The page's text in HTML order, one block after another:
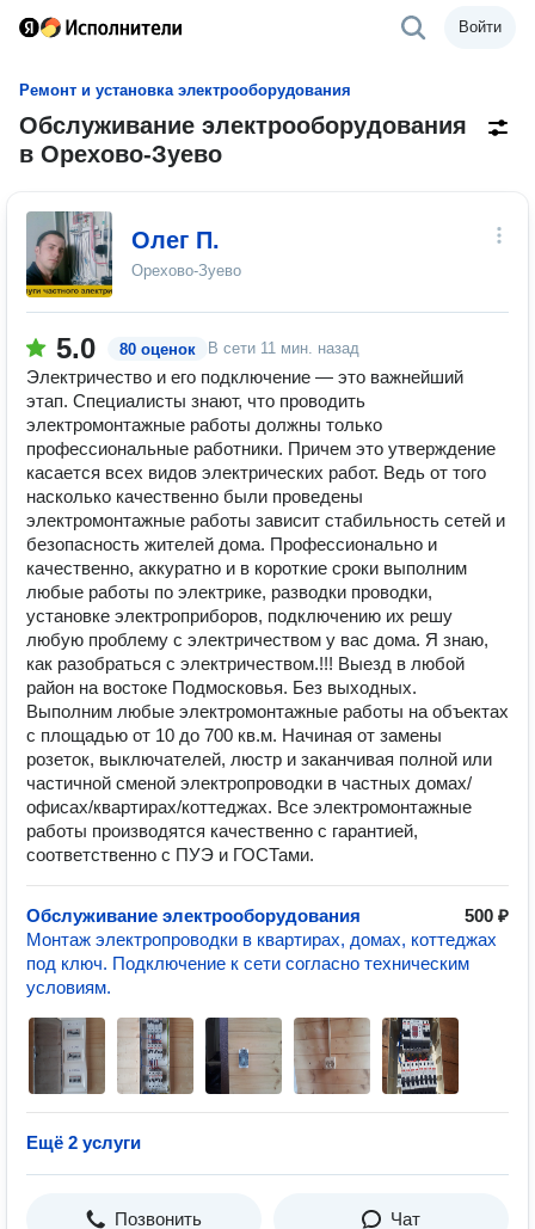
Войти
Ремонт и установка электрооборудования
Обслуживание электрооборудования
в Орехово-Зуево
Олег П.
Орехово-Зуево
5.0 80 оценок В сети 11 мин. назад
Электричество и его подключение — это важнейший
этап. Специалисты знают, что проводить
электромонтажные работы должны только
профессиональные работники. Причем это утверждение
касается всех видов электрических работ. Ведь от того
насколько качественно были проведены
электромонтажные работы зависит стабильность сетей и
безопасность жителей дома. Профессионально и
качественно, аккуратно и в короткие сроки выполним
любые работы по электрике, разводки проводки,
установке электроприборов, подключению их решу
любую проблему с электричеством у вас дома. Я знаю,
как разобраться с электричеством.!!! Выезд в любой
район на востоке Подмосковья. Без выходных.
Выполним любые электромонтажные работы на объектах
с площадью от 10 до 700 кв.м. Начиная от замены
розеток, выключателей, люстр и заканчивая полной или
частичной сменой электропроводки в частных домах/
офисах/квартирах/коттеджах. Все электромонтажные
работы производятся качественно с гарантией,
соответственно с ПУЭ и ГОСТами.
Обслуживание электрооборудования
500 ₽
Монтаж электропроводки в квартирах, домах, коттеджах
под ключ. Подключение к сети согласно техническим
условиям.
Ещё 2 услуги
Позвонить Чат